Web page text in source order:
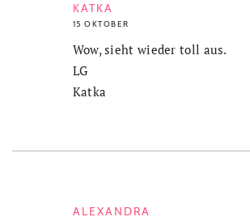
KATKA
15 OKTOBER
Wow, sieht wieder toll aus.
LG
Katka
ALEXANDRA